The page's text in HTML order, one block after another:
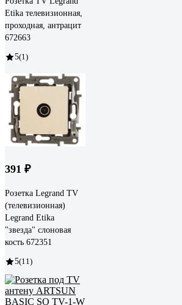
Etika телевизионная,
проходная, антрацит
672663
5(1)
391 ₽
Розетка Legrand TV
(телевизионная)
Legrand Etika
"звезда" слоновая
кость 672351
5(11)